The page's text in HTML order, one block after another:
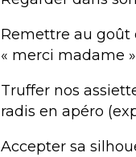
Remettre au goût
« merci madame
Truffer nos
radis en apéro
Accepter sa